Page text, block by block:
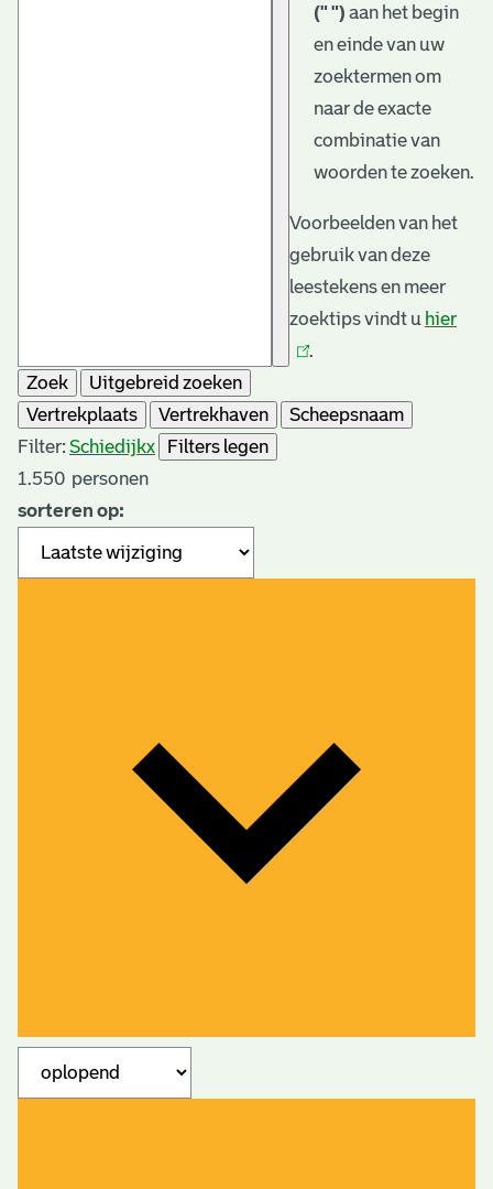
(" ") aan het begin
en einde van uw
zoektermen om
naar de exacte
combinatie van
woorden te zoeken.
Voorbeelden van het
gebruik van deze
leestekens en meer
zoektips vindt u hier
.
Zoek
Uitgebreid zoeken
Vertrekplaats
Vertrekhaven
Scheepsnaam
Filter: Schiedijkx
Filters legen
1.550 personen
sorteren op: